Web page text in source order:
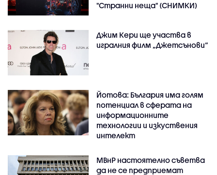
"Странни неща" (СНИМКИ)
Джим Кери ще участва в
игралния филм „Джетсънови“
Йотова: България има голям
потенциал в сферата на
информационните
технологии и изкуствения
интелект
МВнР настоятелно съветва
да не се предприемат